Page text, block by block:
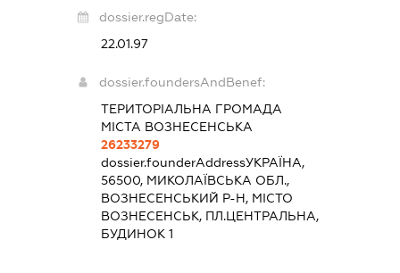
dossier.regDate:
22.01.97
dossier.foundersAndBenef:
ТЕРИТОРІАЛЬНА ГРОМАДА
МІСТА ВОЗНЕСЕНСЬКА
26233279
dossier.founderAddressУКРАЇНА,
56500, МИКОЛАЇВСЬКА ОБЛ.,
ВОЗНЕСЕНСЬКИЙ Р-Н, МІСТО
ВОЗНЕСЕНСЬК, ПЛ.ЦЕНТРАЛЬНА,
БУДИНОК 1